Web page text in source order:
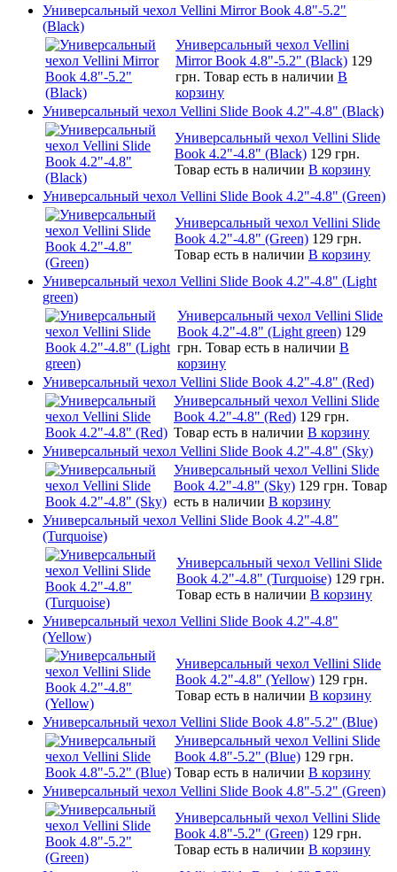
Универсальный чехол Vellini Mirror Book 4.8"-5.2"
(Black)
Универсальный чехол Vellini
Mirror Book 4.8"-5.2" (Black) 129
грн. Товар есть в наличии В
корзину
Универсальный чехол Vellini Slide Book 4.2"-4.8" (Black)
Универсальный чехол Vellini Slide
Book 4.2"-4.8" (Black) 129 грн.
Товар есть в наличии В корзину
Универсальный чехол Vellini Slide Book 4.2"-4.8" (Green)
Универсальный чехол Vellini Slide
Book 4.2"-4.8" (Green) 129 грн.
Товар есть в наличии В корзину
Универсальный чехол Vellini Slide Book 4.2"-4.8" (Light
green)
Универсальный чехол Vellini Slide
Book 4.2"-4.8" (Light green) 129
грн. Товар есть в наличии В
корзину
Универсальный чехол Vellini Slide Book 4.2"-4.8" (Red)
Универсальный чехол Vellini Slide
Book 4.2"-4.8" (Red) 129 грн.
Товар есть в наличии В корзину
Универсальный чехол Vellini Slide Book 4.2"-4.8" (Sky)
Универсальный чехол Vellini Slide
Book 4.2"-4.8" (Sky) 129 грн. Товар
есть в наличии В корзину
Универсальный чехол Vellini Slide Book 4.2"-4.8"
(Turquoise)
Универсальный чехол Vellini Slide
Book 4.2"-4.8" (Turquoise) 129 грн.
Товар есть в наличии В корзину
Универсальный чехол Vellini Slide Book 4.2"-4.8"
(Yellow)
Универсальный чехол Vellini Slide
Book 4.2"-4.8" (Yellow) 129 грн.
Товар есть в наличии В корзину
Универсальный чехол Vellini Slide Book 4.8"-5.2" (Blue)
Универсальный чехол Vellini Slide
Book 4.8"-5.2" (Blue) 129 грн.
Товар есть в наличии В корзину
Универсальный чехол Vellini Slide Book 4.8"-5.2" (Green)
Универсальный чехол Vellini Slide
Book 4.8"-5.2" (Green) 129 грн.
Товар есть в наличии В корзину